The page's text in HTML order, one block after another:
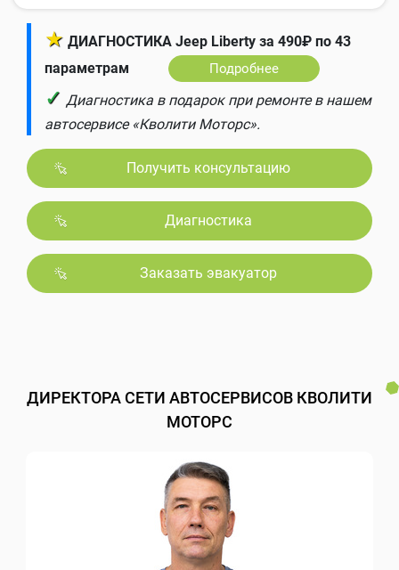
★ ДИАГНОСТИКА Jeep Liberty за 490₽ по 43
параметрам
Подробнее
✓ Диагностика в подарок при ремонте в нашем
автосервисе «Кволити Моторс».
Получить консультацию
Диагностика
Заказать эвакуатор
ДИРЕКТОРА СЕТИ АВТОСЕРВИСОВ КВОЛИТИ
МОТОРС